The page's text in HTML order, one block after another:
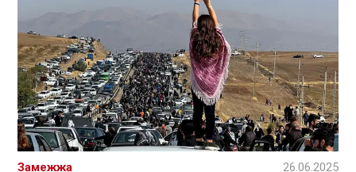
Замежжа 26.06.2025